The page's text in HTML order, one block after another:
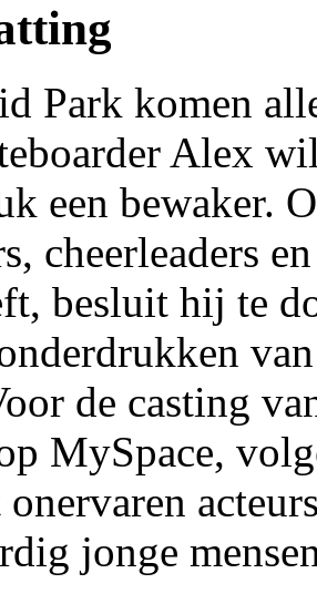
Park komen
Alex
een bewaker.
cheerleaders
besluit hij te
de casting
MySpace,
onervaren
jonge